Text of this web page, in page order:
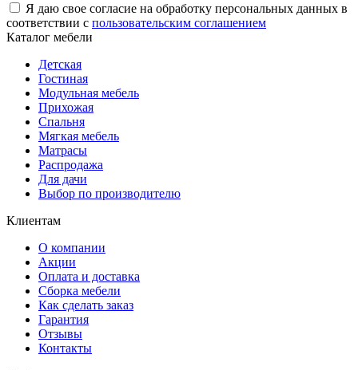
Я даю свое согласие на обработку персональных данных в
соответствии с пользовательским соглашением
Каталог мебели
Детская
Гостиная
Модульная мебель
Прихожая
Спальня
Мягкая мебель
Матрасы
Распродажа
Для дачи
Выбор по производителю
Клиентам
О компании
Акции
Оплата и доставка
Сборка мебели
Как сделать заказ
Гарантия
Отзывы
Контакты